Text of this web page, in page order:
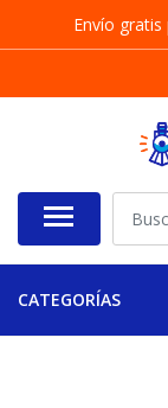
Envío
CATEGORÍAS